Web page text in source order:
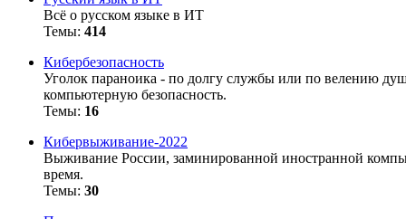
Всё о русском языке в ИТ
Темы: 414
Кибербезопасность
Уголок параноика - по долгу службы или по велению
компьютерную безопасность.
Темы: 16
Кибервыживание-2022
Выживание России, заминированной иностранной
время.
Темы: 30